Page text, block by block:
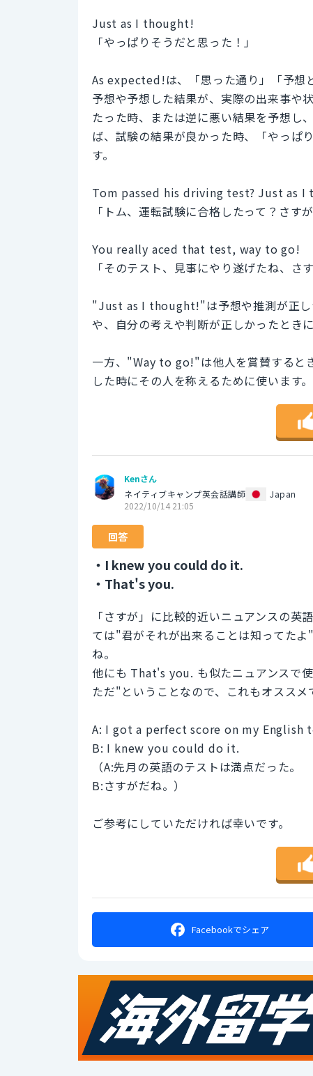
Just as I thought!
「やっぱりそうだと思った！」
As expected!は、「思った通り」「予想
予想や予想した結果が、実際の出来事や
たった時、または逆に悪い結果を予想し
ば、試験の結果が良かった時、「やっぱ
す。
Tom passed his driving test? Just as I
「トム、運転試験に合格したって？さすが
You really aced that test, way to go!
「そのテスト、見事にやり遂げたね、さ
"Just as I thought!"は予想や推測が正し
や、自分の考えや判断が正しかったとき
一方、"Way to go!"は他人を賞賛すると
した時にその人を称えるために使います
Kenさん
ネイティブキャンプ英会話講師
Japan
2022/10/14 21:05
回答
・I knew you could do it.
・That's you.
「さすが」に比較的近いニュアンスの
ては"君がそれが出来ることは知ってた
ね。
他にも That's you. も似たニュアンスで
ただ"ということなので、これもオススメ
A: I got a perfect score on my English
B: I knew you could do it.
（A:先月の英語のテストは満点だった。
B:さすがだね。）
ご参考にしていただければ幸いです。
Facebookでシェア